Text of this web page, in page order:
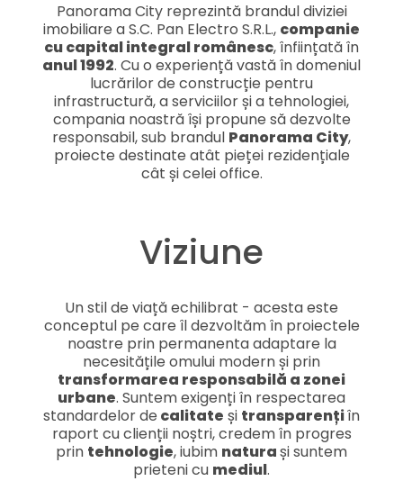
Panorama City reprezintă brandul diviziei
imobiliare a S.C. Pan Electro S.R.L., companie
cu capital integral românesc, înființată în
anul 1992. Cu o experiență vastă în domeniul
lucrărilor de construcție pentru
infrastructură, a serviciilor și a tehnologiei,
compania noastră își propune să dezvolte
responsabil, sub brandul Panorama City,
proiecte destinate atât pieței rezidențiale
cât și celei office.
Viziune
Un stil de viață echilibrat - acesta este
conceptul pe care îl dezvoltăm în proiectele
noastre prin permanenta adaptare la
necesitățile omului modern și prin
transformarea responsabilă a zonei
urbane. Suntem exigenți în respectarea
standardelor de calitate și transparențiîn
raport cu clienții noștri, credem în progres
prin tehnologie, iubim naturași suntem
prieteni cu mediul.